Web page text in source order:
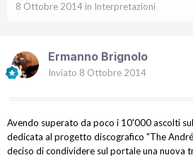
8 Ottobre 2014 in Interpretazioni
Ermanno Brignolo
Inviato 8 Ottobre 2014
Avendo superato da poco i 10'000 ascolti
dedicata al progetto discografico "The
deciso di condividere sul portale una nuova